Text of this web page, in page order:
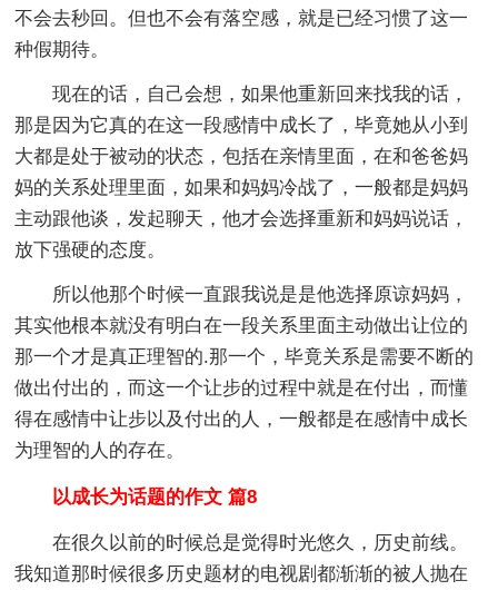
不会去秒回。但也不会有落空感，就是已经习惯了这一
种假期待。
现在的话，自己会想，如果他重新回来找我的话，
那是因为它真的在这一段感情中成长了，毕竟她从小到
大都是处于被动的状态，包括在亲情里面，在和爸爸妈
妈的关系处理里面，如果和妈妈冷战了，一般都是妈妈
主动跟他谈，发起聊天，他才会选择重新和妈妈说话，
放下强硬的态度。
所以他那个时候一直跟我说是是他选择原谅妈妈，
其实他根本就没有明白在一段关系里面主动做出让位的
那一个才是真正理智的.那一个，毕竟关系是需要不断的
做出付出的，而这一个让步的过程中就是在付出，而懂
得在感情中让步以及付出的人，一般都是在感情中成长
为理智的人的存在。
以成长为话题的作文 篇8
在很久以前的时候总是觉得时光悠久，历史前线。
我知道那时候很多历史题材的电视剧都渐渐的被人抛在